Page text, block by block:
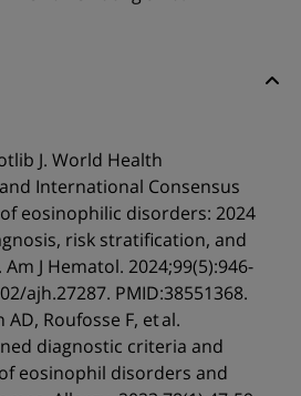
J. World Health
International Consensus
eosinophilic disorders: 2024
risk stratification, and
J Hematol. 2024;99(5):946-
ajh.27287. PMID:38551368.
Roufosse F, et al.
diagnostic criteria and
eosinophil disorders and